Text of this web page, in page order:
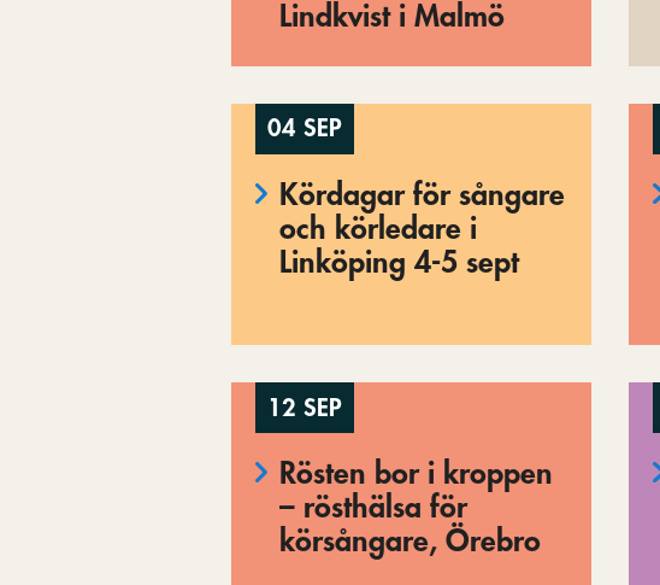
Lindkvist i Malmö
04 SEP
Kördagar för sångare
och körledare i
Linköping 4-5 sept
12 SEP
Rösten bor i kroppen
– rösthälsa för
körsångare, Örebro